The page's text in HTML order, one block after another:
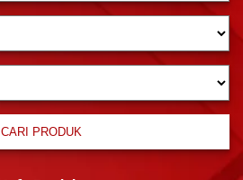
CARI PRODUK